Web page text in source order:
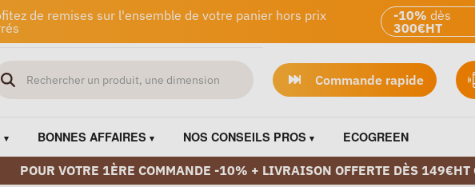
de remises sur l'ensemble de votre panier hors prix
-10% dès
300€HT
Commande rapide
BONNES AFFAIRES NOS CONSEILS PROS ECOGREEN
POUR VOTRE 1ÈRE COMMANDE -10% + LIVRAISON OFFERTE DÈS